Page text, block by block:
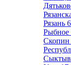
Рязань
Рыбное
Скопин